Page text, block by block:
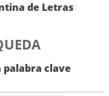
de Letras
palabra clave